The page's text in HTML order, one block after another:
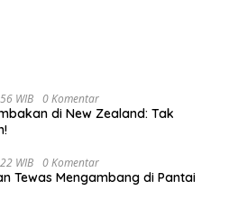
WIB 0 Komentar
di New Zealand: Tak
WIB 0 Komentar
Tewas Mengambang di Pantai